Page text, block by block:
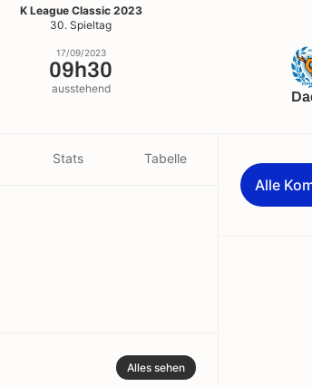
K League Classic 2023
30. Spieltag
17/09/2023
09h30
ausstehend
Stats Tabelle
Alles sehen
Alle